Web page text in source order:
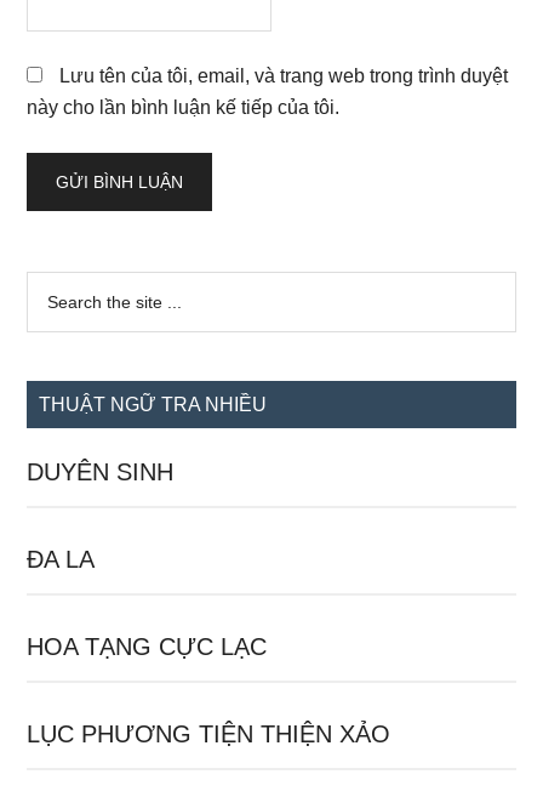
Lưu tên của tôi, email, và trang web trong trình duyệt
này cho lần bình luận kế tiếp của tôi.
Sidebar
chính
...
THUẬT NGỮ TRA NHIỀU
DUYÊN SINH
ĐA LA
HOA TẠNG CỰC LẠC
LỤC PHƯƠNG TIỆN THIỆN XẢO